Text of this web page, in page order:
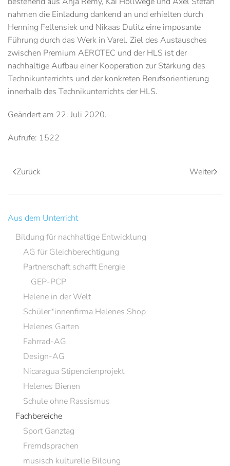
nahmen die Einladung dankend an und erhielten durch
Henning Fellensiek und Nikaas Dulitz eine imposante
Führung durch das Werk in Varel. Ziel des Austausches
zwischen Premium AEROTEC und der HLS ist der
nachhaltige Aufbau einer Kooperation zur Stärkung des
Technikunterrichts und der konkreten Berufsorientierung
innerhalb des Technikunterrichts der HLS.
Geändert am 22. Juli 2020.
Aufrufe: 1522
Zurück Weiter
Aus dem Unterricht
Bildung für nachhaltige Entwicklung
AG für Gleichberechtigung
Partnerschaft schafft Energie
GEP-PCP
Helene in der Welt
Schüler*innenfirma Helenes Shop
Helenes Garten
Fahrrad-AG
Design-AG
Nicaragua Stipendienprojekt
Helenes Bienen
Schule ohne Rassismus
Fachbereiche
Sport Ganztag
Fremdsprachen
musisch kulturelle Bildung